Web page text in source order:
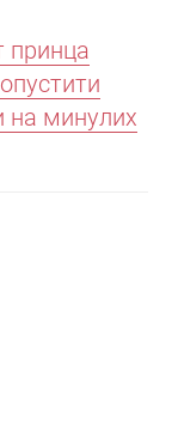
принца
на минулих